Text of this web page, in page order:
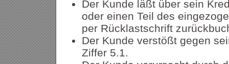
Der Kunde läßt über sein
oder einen Teil des
per Rücklastschrift
Der Kunde verstößt gegen
Ziffer 5.1.